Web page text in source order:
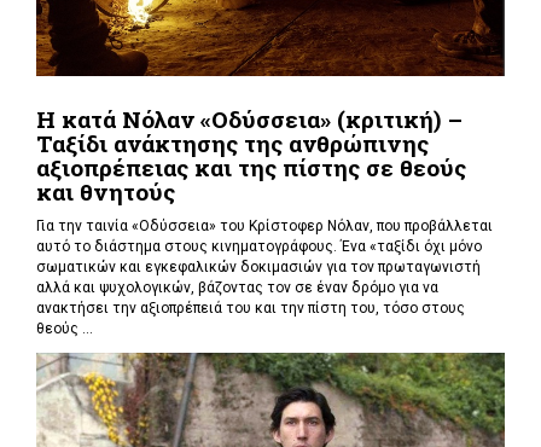
Η κατά Νόλαν «Οδύσσεια» (κριτική) –
Ταξίδι ανάκτησης της ανθρώπινης
αξιοπρέπειας και της πίστης σε θεούς
και θνητούς
Για την ταινία «Οδύσσεια» του Κρίστοφερ Νόλαν,που προβάλλεται
αυτό το διάστημα στους κινηματογράφους. Ένα «ταξίδι όχι μόνο
σωματικών και εγκεφαλικών δοκιμασιών για τον πρωταγωνιστή
αλλά και ψυχολογικών, βάζοντας τον σε έναν δρόμο για να
ανακτήσει την αξιοπρέπειά του και την πίστη του, τόσο στους
θεούς ...